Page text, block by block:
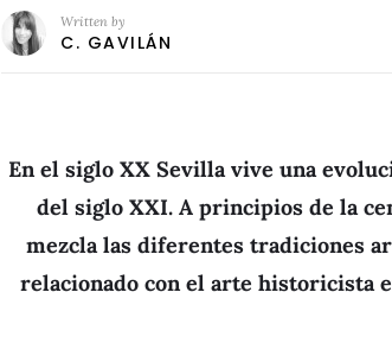
Written by
C. GAVILÁN
En el siglo XX Sevilla vive una
del siglo XXI. A principios de la
mezcla las diferentes tradiciones
relacionado con el arte historicista